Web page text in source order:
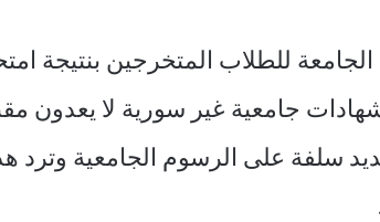
جامعية غير سورية لا يعدون
سلفة على الرسوم الجامعية وترد